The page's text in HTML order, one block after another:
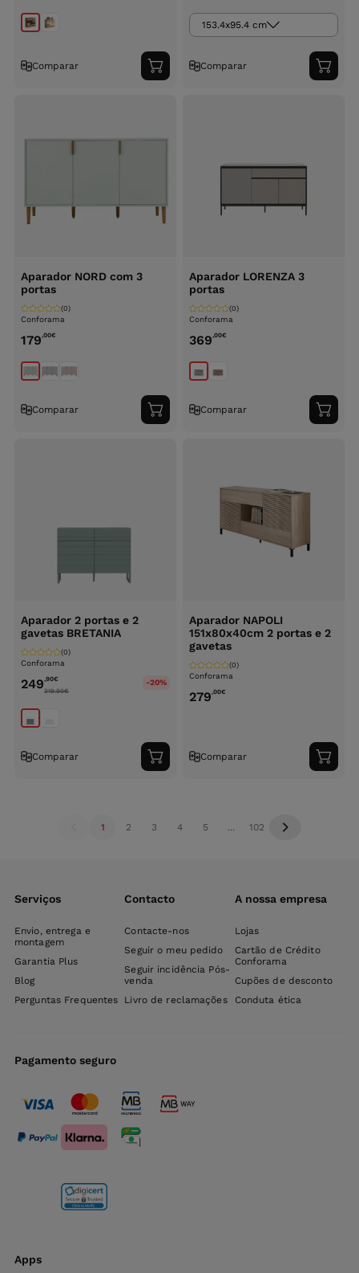
Comparar
Adicionar
ao
153.4x95.4 cm
Comparar
ao
Aparador NORD com 3
portas
Conforama
(0)
179,00€
Comparar
Adicionar
ao
Aparador LORENZA 3
portas
Conforama
(0)
369,00€
Comparar
ao
Aparador 2 portas e 2
gavetas BRETANIA
Conforama
(0)
249,90€
319.90€
-20%
Comparar
Adicionar
ao
Aparador NAPOLI
151x80x40cm 2 portas e 2
gavetas
Conforama
(0)
279,00€
Comparar
ao
1 2 3 4 5 ... 102
Serviços
Envio, entrega e
montagem
Garantia Plus
Blog
Perguntas Frequentes
Contacto
Contacte-nos
Seguir o meu pedido
Seguir incidência Pós-
venda
Livro de reclamações
A nossa empresa
Lojas
Cartão de Crédito
Conforama
Cupões de desconto
Conduta ética
Pagamento seguro
Apps